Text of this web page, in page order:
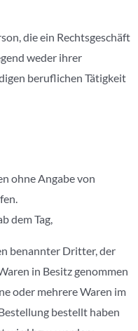
die ein Rechtsgeschäft
weder ihrer
beruflichen Tätigkeit
ohne Angabe von
dem Tag,
benannter Dritter, der
in Besitz genommen
oder mehrere Waren im
bestellt haben